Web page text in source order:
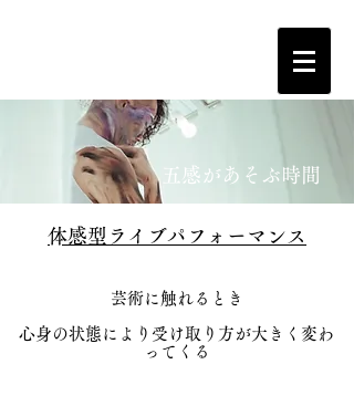
​五感があそぶ時間
​体感型ライブパフォーマンス
芸術に触れるとき
心身の状態により受け取り方が大きく変わ
ってくる